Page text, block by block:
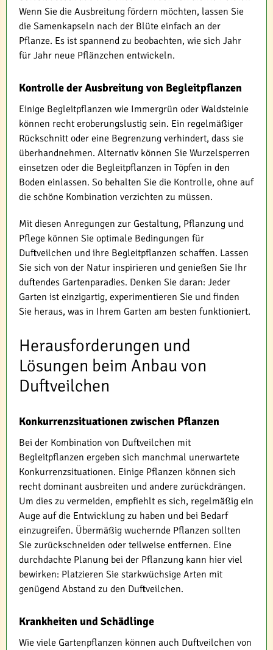
Wenn Sie die Ausbreitung fördern möchten, lassen Sie
die Samenkapseln nach der Blüte einfach an der
Pflanze. Es ist spannend zu beobachten, wie sich Jahr
für Jahr neue Pflänzchen entwickeln.
Kontrolle der Ausbreitung von Begleitpflanzen
Einige Begleitpflanzen wie Immergrün oder Waldsteinie
können recht eroberungslustig sein. Ein regelmäßiger
Rückschnitt oder eine Begrenzung verhindert, dass sie
überhandnehmen. Alternativ können Sie Wurzelsperren
einsetzen oder die Begleitpflanzen in Töpfen in den
Boden einlassen. So behalten Sie die Kontrolle, ohne auf
die schöne Kombination verzichten zu müssen.
Mit diesen Anregungen zur Gestaltung, Pflanzung und
Pflege können Sie optimale Bedingungen für
Duftveilchen und ihre Begleitpflanzen schaffen. Lassen
Sie sich von der Natur inspirieren und genießen Sie Ihr
duftendes Gartenparadies. Denken Sie daran: Jeder
Garten ist einzigartig, experimentieren Sie und finden
Sie heraus, was in Ihrem Garten am besten funktioniert.
Herausforderungen und
Lösungen beim Anbau von
Duftveilchen
Konkurrenzsituationen zwischen Pflanzen
Bei der Kombination von Duftveilchen mit
Begleitpflanzen ergeben sich manchmal unerwartete
Konkurrenzsituationen. Einige Pflanzen können sich
recht dominant ausbreiten und andere zurückdrängen.
Um dies zu vermeiden, empfiehlt es sich, regelmäßig ein
Auge auf die Entwicklung zu haben und bei Bedarf
einzugreifen. Übermäßig wuchernde Pflanzen sollten
Sie zurückschneiden oder teilweise entfernen. Eine
durchdachte Planung bei der Pflanzung kann hier viel
bewirken: Platzieren Sie starkwüchsige Arten mit
genügend Abstand zu den Duftveilchen.
Krankheiten und Schädlinge
Wie viele Gartenpflanzen können auch Duftveilchen von